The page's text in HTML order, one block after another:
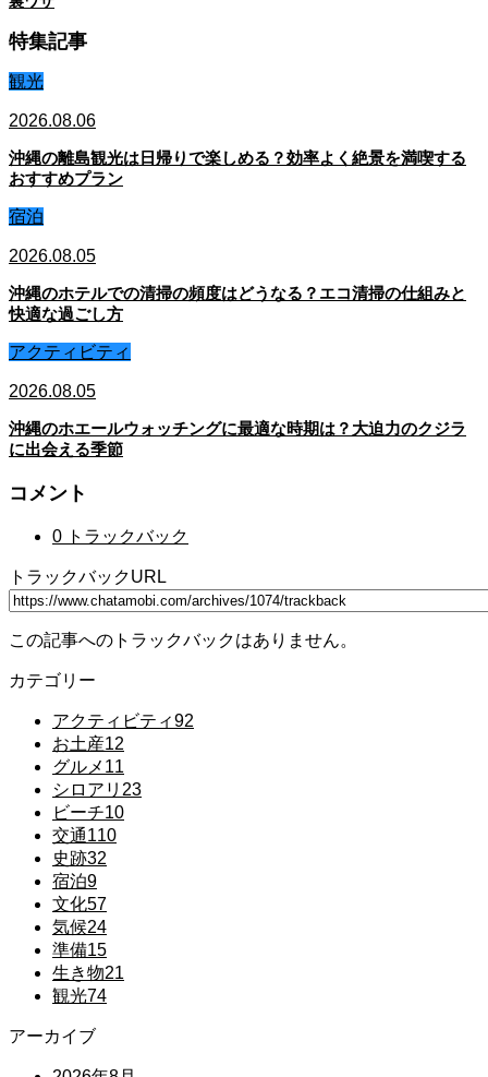
特集記事
観光
2026.08.06
沖縄の離島観光は日帰りで楽しめる？効率よく絶景を満喫する
おすすめプラン
宿泊
2026.08.05
沖縄のホテルでの清掃の頻度はどうなる？エコ清掃の仕組みと
快適な過ごし方
アクティビティ
2026.08.05
沖縄のホエールウォッチングに最適な時期は？大迫力のクジラ
に出会える季節
コメント
0 トラックバック
トラックバックURL
この記事へのトラックバックはありません。
カテゴリー
アクティビティ92
お土産12
グルメ 11
シロアリ 23
ビーチ10
交通110
史跡32
宿泊9
文化57
気候24
準備15
生き物21
観光74
アーカイブ